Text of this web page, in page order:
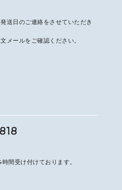
送日のご連絡をさせていただき
メールをご確認ください。
間受け付けております。